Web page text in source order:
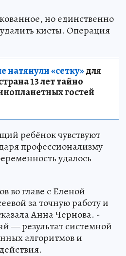
но единственно
кисты. Операция
«сетку»для
13 лет тайно
гостей
ребёнок чувствуют
профессионализму
удалось
во главе с Еленой
за точную работу и
Анна Чернова. -
— результат системной
алгоритмов и